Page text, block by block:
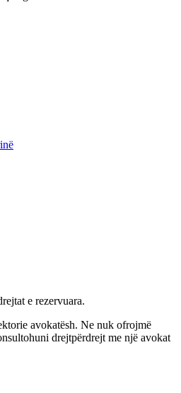
e rezervuara.
avokatësh. Ne nuk ofrojmë
drejtpërdrejt me një avokat